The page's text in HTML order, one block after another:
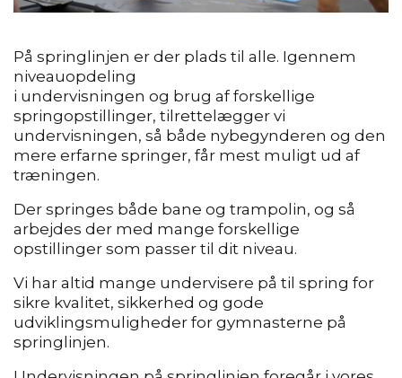
På springlinjen er der plads til alle. Igennem
niveauopdeling
i undervisningen og brug af forskellige
springopstillinger, tilrettelægger vi
undervisningen, så både nybegynderen og den
mere erfarne springer, får mest muligt ud af
træningen.
Der springes både bane og trampolin, og så
arbejdes der med mange forskellige
opstillinger som passer til dit niveau.
Vi har altid mange undervisere på til spring for
sikre kvalitet, sikkerhed og gode
udviklingsmuligheder for gymnasterne på
springlinjen.